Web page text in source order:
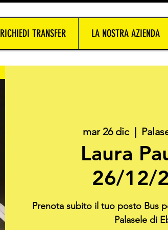
RICHIEDI TRANSFER LA NOSTRA AZIENDA
mar 26 dic
  |
Laura
26/12/
Prenota subito il tuo posto Bus